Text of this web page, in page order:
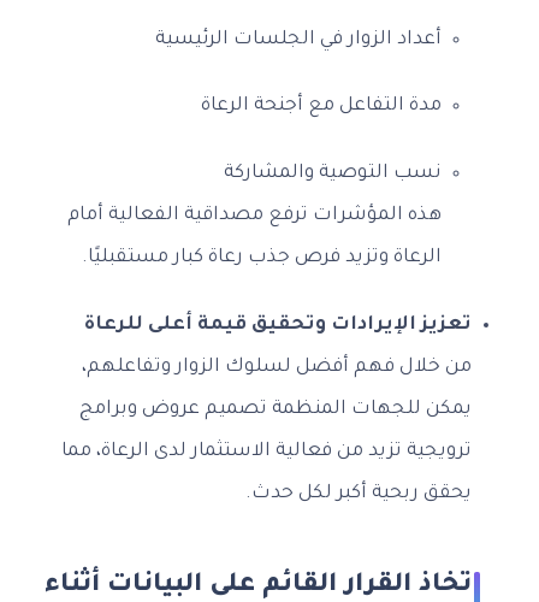
أعداد الزوار في الجلسات الرئيسية
مدة التفاعل مع أجنحة الرعاة
نسب التوصية والمشاركة
هذه المؤشرات ترفع مصداقية الفعالية أمام
الرعاة وتزيد فرص جذب رعاة كبار مستقبليًا.
تعزيز الإيرادات وتحقيق قيمة أعلى للرعاة
من خلال فهم أفضل لسلوك الزوار وتفاعلهم،
يمكن للجهات المنظمة تصميم عروض وبرامج
ترويجية تزيد من فعالية الاستثمار لدى الرعاة، مما
يحقق ربحية أكبر لكل حدث.
اتخاذ القرار القائم على البيانات أثناء